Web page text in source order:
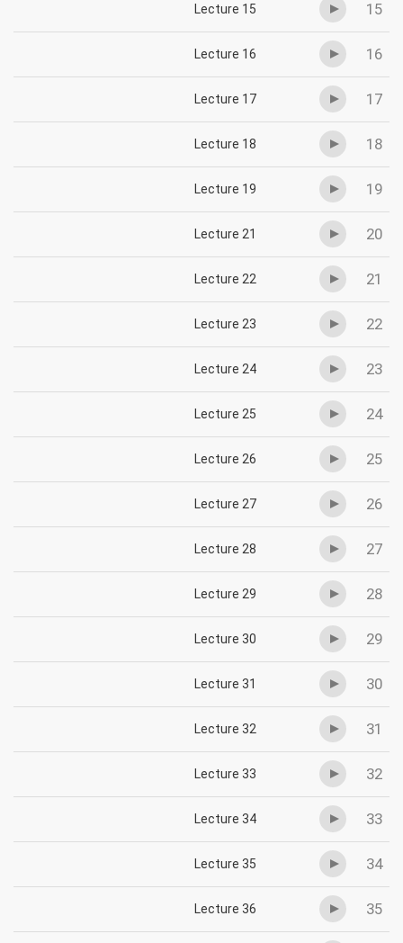
15
Lecture 15
16
Lecture 16
17
Lecture 17
18
Lecture 18
19
Lecture 19
20
Lecture 21
21
Lecture 22
22
Lecture 23
23
Lecture 24
24
Lecture 25
25
Lecture 26
26
Lecture 27
27
Lecture 28
28
Lecture 29
29
Lecture 30
30
Lecture 31
31
Lecture 32
32
Lecture 33
33
Lecture 34
34
Lecture 35
35
Lecture 36